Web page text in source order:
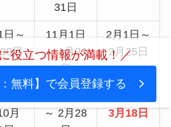
31日
日～
日
11月1日
～ 1月31
日
2月1日～
2月25日
月
～ 2月28
3月18日
役立つ情報が満載！／
無料】で会員登録する